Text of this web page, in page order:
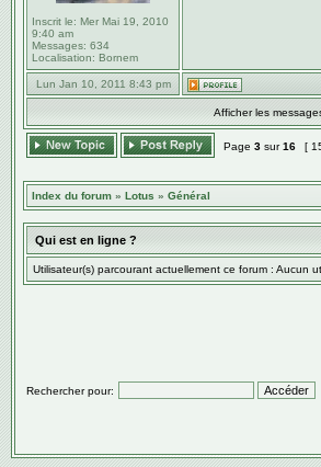
Inscrit le: Mer Mai 19, 2010
9:40 am
Messages: 634
Localisation: Bornem
Lun Jan 10, 2011 8:43 pm
Afficher les
Page 3 sur16 [
Index du forum » Lotus » Général
Qui est en ligne ?
Utilisateur(s) parcourant actuellement ce forum : Aucun
Rechercher pour: